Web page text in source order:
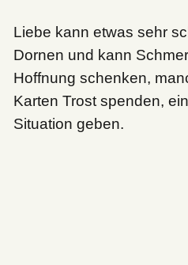
Liebe kann etwas sehr
Dornen und kann
Hoffnung schenken,
Karten Trost spenden,
Situation geben.